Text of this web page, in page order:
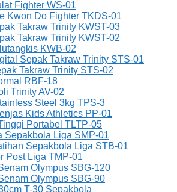
Fighter WS-01
Kwon Do Fighter TKDS-01
Takraw Trinity KWST-03
Takraw Trinity KWST-02
KWB-02
Sepak Takraw Trinity STS-01
Takraw Trinity STS-02
RBF-18
Trinity AV-02
Steel 3kg TPS-3
Kids Athletics PP-01
Portabel TLTP-05
Sepakbola Liga SMP-01
Sepakbola Liga STB-01
Post Liga TMP-01
Olympus SBG-120
Olympus SBG-90
T-30 Sepakbola